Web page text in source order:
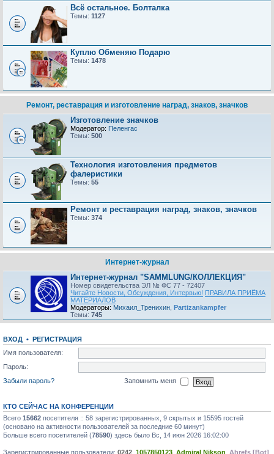
Всё остальное. Болталка
Темы: 1127
Куплю Обменяю Подарю
Темы: 1478
Ремонт, реставрация и изготовление наград, знаков, значков
Изготовление значков
Модератор: Пеленгас
Темы: 500
Технология изготовления предметов
фалеристики
Темы: 55
Ремонт и реставрация наград, знаков, значков
Темы: 374
Интернет-журнал
Интернет-журнал "SAMMLUNG/КОЛЛЕКЦИЯ"
Номер свидетельства ЭЛ № ФС 77 - 72407
Читайте Новости, Обсуждения, Интервью! ПРАВИЛА ПРИЁМА
МАТЕРИАЛОВ
Модераторы: Михаил_Тренихин Partizankampfer
Темы: 745
ВХОД • РЕГИСТРАЦИЯ
Имя пользователя:
Пароль:
Забыли пароль?
Запомнить меня
КТО СЕЙЧАС НА КОНФЕРЕНЦИИ
Всего 15662 посетителя :: 58 зарегистрированных, 9 скрытых и 15595 гостей
(основано на активности пользователей за последние 60 минут)
Больше всего посетителей (78590) здесь было Вс, 14 июн 2026 16:02:00
Зарегистрированные пользователи: 0242 1057850123 Admiral Nikson Ahrefs [Bot]